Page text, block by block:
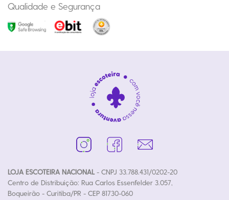
Qualidade e Segurança
LOJA ESCOTEIRA NACIONAL- CNPJ 33.788.431/0202-20
Centro de Distribuição: Rua Carlos Essenfelder 3.057,
Boqueirão - Curitiba/PR - CEP 81730-060